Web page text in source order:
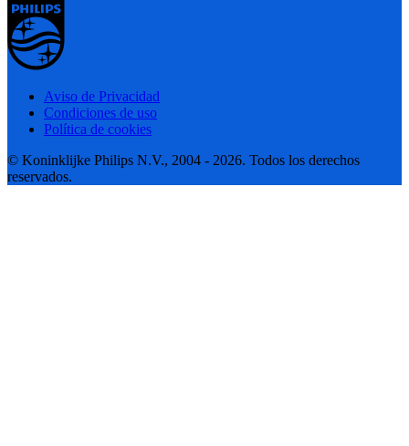
Aviso de Privacidad
Condiciones de uso
Política de cookies
© Koninklijke Philips N.V., 2004 - 2026. Todos los derechos
reservados.